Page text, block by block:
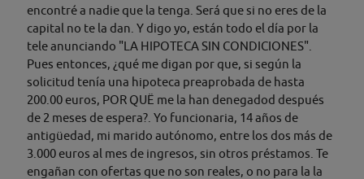
encontré a nadie que la tenga. Será que si no eres de la
capital no te la dan. Y digo yo, están todo el día por la
tele anunciando "LA HIPOTECA SIN CONDICIONES".
Pues entonces, ¿qué me digan por que, si según la
solicitud tenía una hipoteca preaprobada de hasta
200.00 euros, POR QUË me la han denegadod después
de 2 meses de espera?. Yo funcionaria, 14 años de
antigüedad, mi marido autónomo, entre los dos más de
3.000 euros al mes de ingresos, sin otros préstamos. Te
engañan con ofertas que no son reales, o no para la la